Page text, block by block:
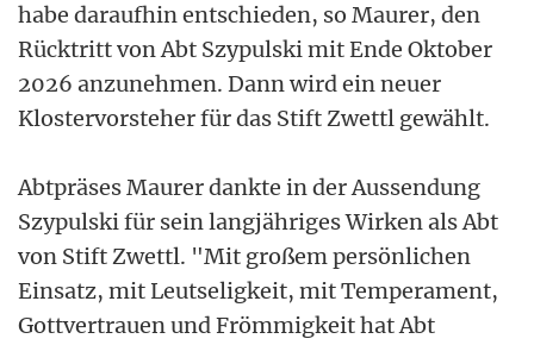
habe daraufhin entschieden, so Maurer, den
Rücktritt von Abt Szypulski mit Ende Oktober
2026 anzunehmen. Dann wird ein neuer
Klostervorsteher für das Stift Zwettl gewählt.
Abtpräses Maurer dankte in der Aussendung
Szypulski für sein langjähriges Wirken als Abt
von Stift Zwettl. "Mit großem persönlichen
Einsatz, mit Leutseligkeit, mit Temperament,
Gottvertrauen und Frömmigkeit hat Abt